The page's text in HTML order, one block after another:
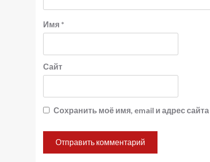
Имя *
Сайт
Сохранить моё имя, email и адрес